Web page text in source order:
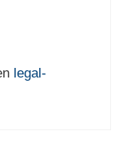
legal-